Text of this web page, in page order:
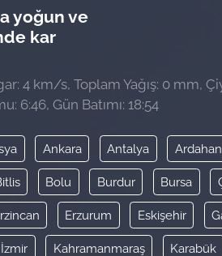
yoğun ve
kar
4 km/s, Toplam Yağış: 0 mm,
6:46, Gün Batımı: 18:54
Ankara Antalya Ardahan
Bolu Burdur Bursa
Erzurum Eskişehir
İzmir Kahramanmaraş Karabük